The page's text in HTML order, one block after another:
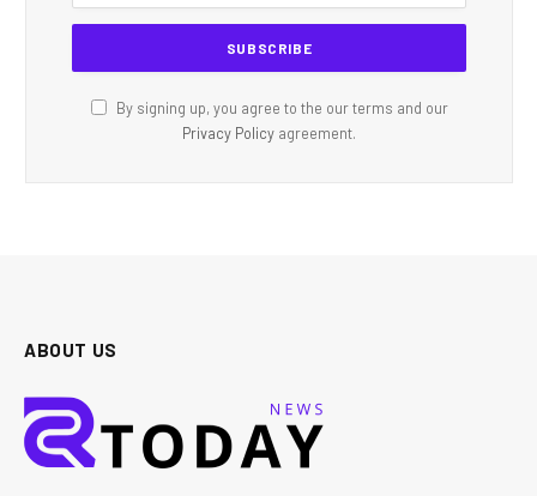
By signing up, you agree to the our terms and our
Privacy Policy agreement.
ABOUT US